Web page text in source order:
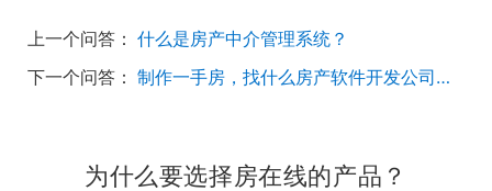
上一个问答： 什么是房产中介管理系统？
下一个问答：
制作一手房，找什么房产软件开发公司呢？
为什么要选择房在线的产品？